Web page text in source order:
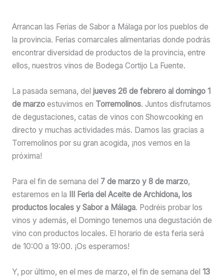
Arrancan las Ferias de Sabor a Málaga por los pueblos de
la provincia. Ferias comarcales alimentarias donde podrás
encontrar diversidad de productos de la provincia, entre
ellos, nuestros vinos de Bodega Cortijo La Fuente.
La pasada semana, del jueves 26 de febrero al domingo 1
de marzoestuvimos en Torremolinos. Juntos disfrutamos
de degustaciones, catas de vinos con Showcooking en
directo y muchas actividades más. Damos las gracias a
Torremolinos por su gran acogida, ¡nos vemos en la
próxima!
Para el fin de semana del 7 de marzo y 8 de marzo,
estaremos en la III Feria del Aceite de Archidona, los
productos locales y Sabor a Málaga. Podréis probar los
vinos y además, el Domingo tenemos una degustación de
vino con productos locales. El horario de esta feria será
de 10:00 a 19:00. ¡Os esperamos!
Y, por último, en el mes de marzo, el fin de semana del 13